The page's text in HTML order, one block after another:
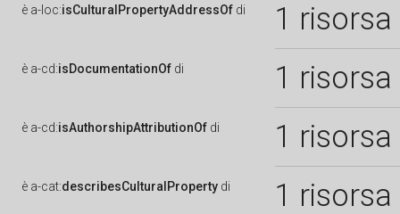
è a-loc:isCulturalPropertyAddressOf di 1 risorsa
è a-cd:isDocumentationOf di 1 risorsa
è a-cd:isAuthorshipAttributionOf di 1 risorsa
è a-cat:describesCulturalProperty di 1 risorsa